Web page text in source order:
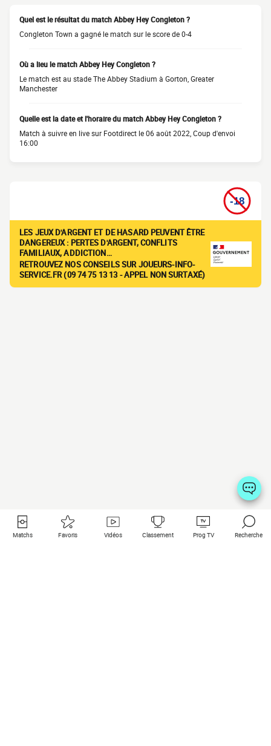
Quel est le résultat du match Abbey Hey Congleton ?
Congleton Town a gagné le match sur le score de 0-4
Où a lieu le match Abbey Hey Congleton ?
Le match est au stade The Abbey Stadium à Gorton, Greater
Manchester
Quelle est la date et l'horaire du match Abbey Hey Congleton ?
Match à suivre en live sur Footdirect le 06 août 2022, Coup d'envoi
16:00
LES JEUX D'ARGENT ET DE HASARD PEUVENT ÊTRE
DANGEREUX : PERTES D'ARGENT, CONFLITS
FAMILIAUX, ADDICTION…
RETROUVEZ NOS CONSEILS SUR JOUEURS-INFO-
SERVICE.FR (09 74 75 13 13 - APPEL NON SURTAXÉ)
Matchs Favoris Vidéos Classement Prog TV Recherche